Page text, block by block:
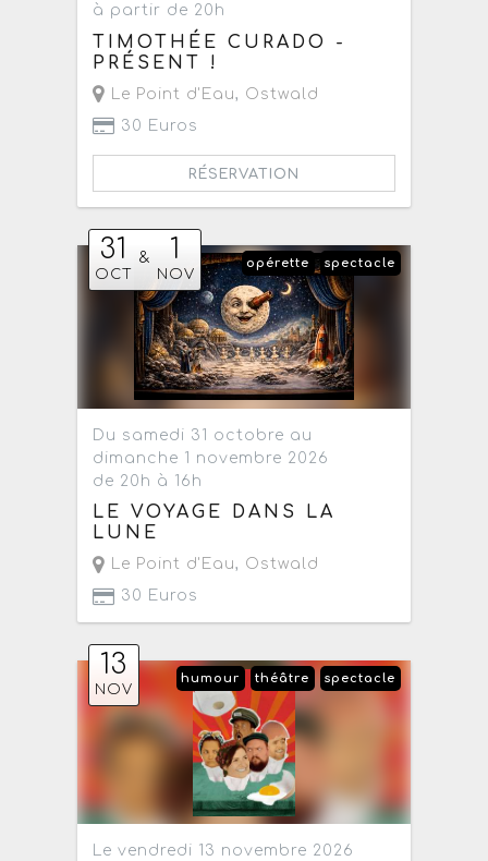
à partir de 20h
TIMOTHÉE CURADO -
PRÉSENT !
Le Point d'Eau, Ostwald
30 Euros
RÉSERVATION
31
OCT
& 1
NOV
spectacle
opérette
Du samedi 31 octobre au
dimanche 1 novembre 2026
de 20h à 16h
LE VOYAGE DANS LA
LUNE
Le Point d'Eau, Ostwald
30 Euros
13
NOV
spectacle
théâtre
humour
Le vendredi 13 novembre 2026